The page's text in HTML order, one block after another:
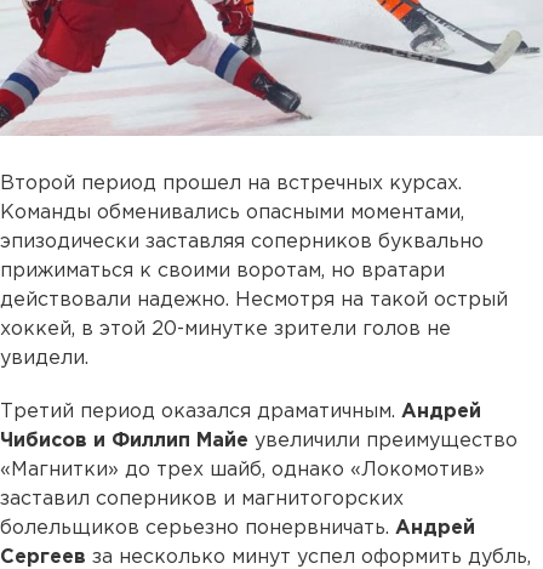
Второй период прошел на встречных курсах.
Команды обменивались опасными моментами,
эпизодически заставляя соперников буквально
прижиматься к своими воротам, но вратари
действовали надежно. Несмотря на такой острый
хоккей, в этой 20-минутке зрители голов не
увидели.
Третий период оказался драматичным. Андрей
Чибисов и Филлип Майе увеличили преимущество
«Магнитки» до трех шайб, однако «Локомотив»
заставил соперников и магнитогорских
болельщиков серьезно понервничать. Андрей
Сергеев за несколько минут успел оформить дубль,